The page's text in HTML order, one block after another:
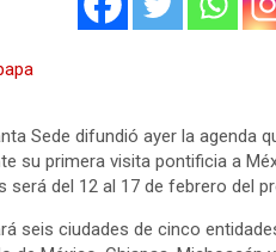
Sede difundió ayer la agenda
su primera visita pontificia a
será del 12 al 17 de febrero del
seis ciudades de cinco